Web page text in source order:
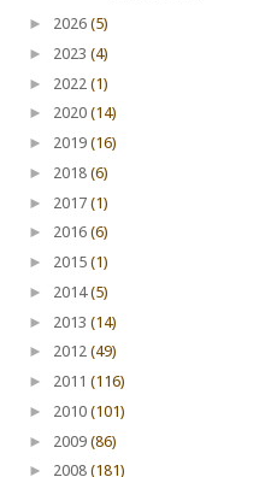
► 2026 (5)
► 2023 (4)
► 2022 (1)
► 2020 (14)
► 2019 (16)
► 2018 (6)
► 2017 (1)
► 2016 (6)
► 2015 (1)
► 2014 (5)
► 2013 (14)
► 2012 (49)
► 2011 (116)
► 2010 (101)
► 2009 (86)
► 2008 (181)